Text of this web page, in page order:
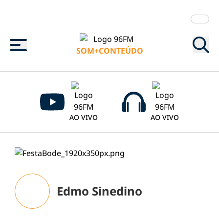
Menu
SOM+CONTEÚDO
AO VIVO AO VIVO
Edmo Sinedino